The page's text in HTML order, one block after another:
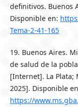
definitivos. Buenos
Disponible en:
Tema-2-41-165
19. Buenos Aires.
de salud de la
[Internet]. La Plata;
2025]. Disponible
https://